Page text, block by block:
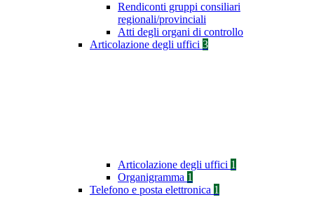
Rendiconti gruppi consiliari
regionali/provinciali
Atti degli organi di controllo
Articolazione degli uffici 3
Articolazione degli uffici 1
Organigramma 1
Telefono e posta elettronica 1